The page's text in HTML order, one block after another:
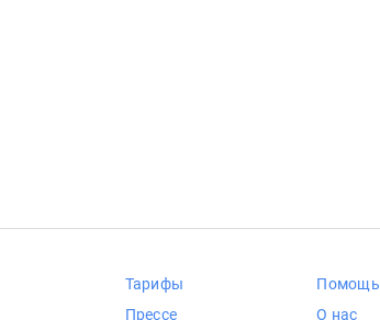
Тарифы
Прессе
Помощь
О нас